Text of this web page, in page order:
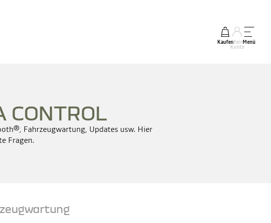
KaufenMein
Konto
Menü
CONTROL
Fahrzeugwartung, Updates usw. Hier
Fragen.